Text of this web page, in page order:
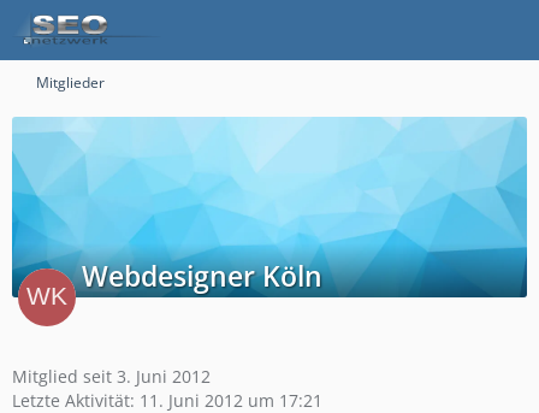
Mitglieder
Webdesigner Köln
Mitglied seit 3. Juni 2012
Letzte Aktivität: 11. Juni 2012 um 17:21